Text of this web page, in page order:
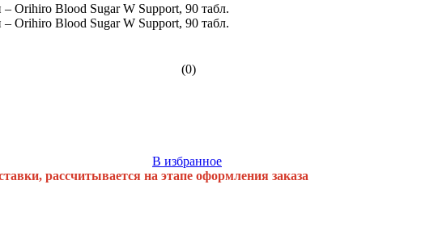
(0)
В избранное
рассчитывается на этапе оформления заказа